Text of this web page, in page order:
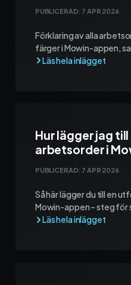
PUBLICERAD: 7 APR 2026
Förklaring av alla
färger i Mowin-appen,
Hur lägger jag
arbetsorder i
PUBLICERAD: 7 APR 2026
Så här lägger du till en
Mowin-appen – steg för